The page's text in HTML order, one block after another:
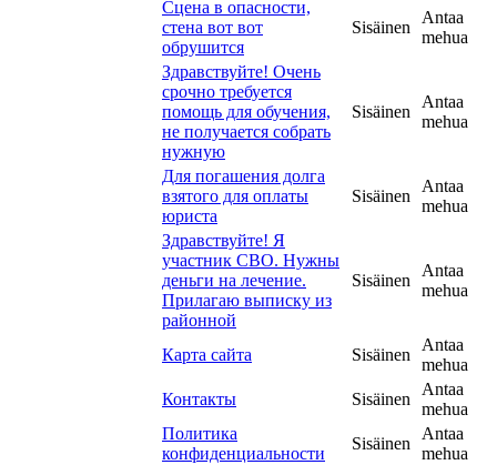
Сцена в опасности,
стена вот вот
обрушится
Sisäinen
Antaa
mehua
Здравствуйте! Очень
срочно требуется
помощь для обучения,
не получается собрать
нужную
Sisäinen
Antaa
mehua
Для погашения долга
взятого для оплаты
юриста
Sisäinen
Antaa
mehua
Здравствуйте! Я
участник СВО. Нужны
деньги на лечение.
Прилагаю выписку из
районной
Sisäinen
Antaa
mehua
Карта сайта Sisäinen
Antaa
mehua
Контакты
Sisäinen
Antaa
mehua
Политика
конфиденциальности
Sisäinen
Antaa
mehua